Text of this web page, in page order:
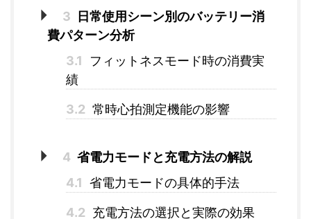
3
日常使用シーン別のバッテリー消
費パターン分析
3.1
フィットネスモード時の消費実
績
3.2 常時心拍測定機能の影響
4 省電力モードと充電方法の解説
4.1 省電力モードの具体的手法
4.2 充電方法の選択と実際の効果